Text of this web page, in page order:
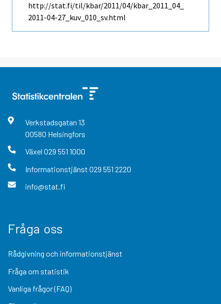
http://stat.fi/til/kbar/2011/04/kbar_2011_04_
2011-04-27_kuv_010_sv.html
Verkstadsgatan 13
00580 Helsingfors
Växel 029 551 1000
Informationstjänst 029 551 2220
info@stat.fi
Fråga oss
Rådgivning och informationstjänst
Fråga om statistik
Vanliga frågor (FAQ)